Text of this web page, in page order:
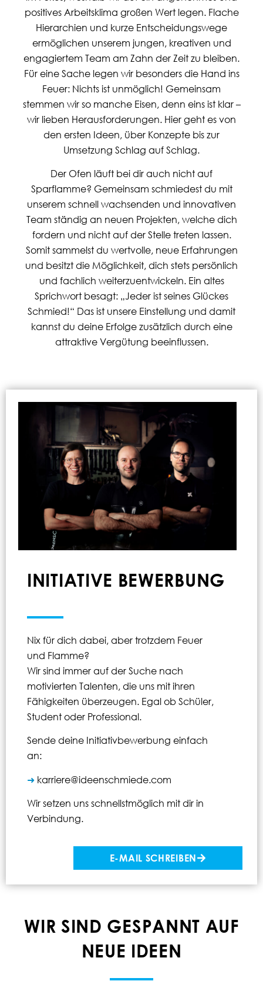
positives Arbeitsklima großen Wert legen. Flache
Hierarchien und kurze Entscheidungswege
ermöglichen unserem jungen, kreativen und
engagiertem Team am Zahn der Zeit zu bleiben.
Für eine Sache legen wir besonders die Hand ins
Feuer: Nichts ist unmöglich! Gemeinsam
stemmen wir so manche Eisen, denn eins ist klar –
wir lieben Herausforderungen. Hier geht es von
den ersten Ideen, über Konzepte bis zur
Umsetzung Schlag auf Schlag.
Der Ofen läuft bei dir auch nicht auf
Sparflamme? Gemeinsam schmiedest du mit
unserem schnell wachsenden und innovativen
Team ständig an neuen Projekten, welche dich
fordern und nicht auf der Stelle treten lassen.
Somit sammelst du wertvolle, neue Erfahrungen
und besitzt die Möglichkeit, dich stets persönlich
und fachlich weiterzuentwickeln. Ein altes
Sprichwort besagt: „Jeder ist seines Glückes
Schmied!“ Das ist unsere Einstellung und damit
kannst du deine Erfolge zusätzlich durch eine
attraktive Vergütung beeinflussen.
INITIATIVE BEWERBUNG
Nix für dich dabei, aber trotzdem Feuer
und Flamme?
Wir sind immer auf der Suche nach
motivierten Talenten, die uns mit ihren
Fähigkeiten überzeugen. Egal ob Schüler,
Student oder Professional.
Sende deine Initiativbewerbung einfach
an:
➜ karriere@ideenschmiede.com
Wir setzen uns schnellstmöglich mit dir in
Verbindung.
E-MAIL SCHREIBEN
WIR SIND GESPANNT AUF
NEUE IDEEN